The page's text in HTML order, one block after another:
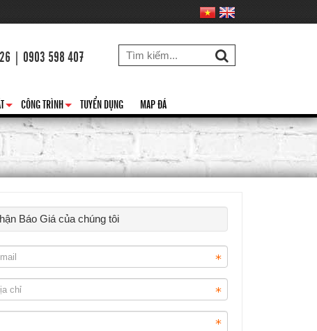
| 0903 598 407
+ +
CÔNG TRÌNH TUYỂN DỤNG MAP ĐÁ
Báo Giá của chúng tôi